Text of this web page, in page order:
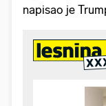
napisao je